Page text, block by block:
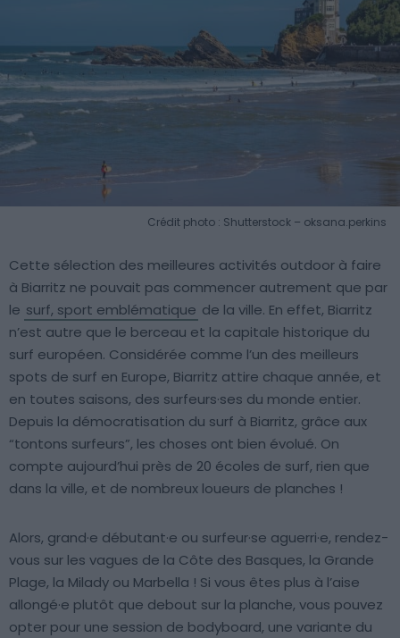
Crédit photo : Shutterstock – oksana.perkins
Cette sélection des meilleures activités outdoor à faire
à Biarritz ne pouvait pas commencer autrement que par
le surf, sport emblématique de la ville. En effet, Biarritz
n’est autre que le berceau et la capitale historique du
surf européen. Considérée comme l’un des meilleurs
spots de surf en Europe, Biarritz attire chaque année, et
en toutes saisons, des surfeurs·ses du monde entier.
Depuis la démocratisation du surf à Biarritz, grâce aux
“tontons surfeurs”, les choses ont bien évolué. On
compte aujourd’hui près de 20 écoles de surf, rien que
dans la ville, et de nombreux loueurs de planches !
Alors, grand·e débutant·e ou surfeur·se aguerri·e, rendez-
vous sur les vagues de la Côte des Basques, la Grande
Plage, la Milady ou Marbella ! Si vous êtes plus à l’aise
allongé·e plutôt que debout sur la planche, vous pouvez
opter pour une session de bodyboard, une variante du